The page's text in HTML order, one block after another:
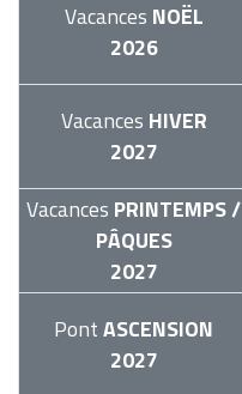
Vacances NOËL
2026
Vacances HIVER
2027
Vacances PRINTEMPS /
PÂQUES
2027
PontASCENSION
2027